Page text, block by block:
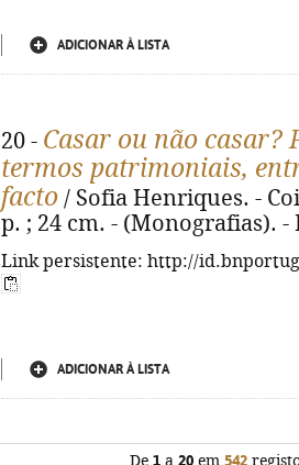
ADICIONAR À LISTA
20 - Casar ou não casar?
termos patrimoniais,
facto / Sofia Henriques. -
p. ; 24 cm. - (Monografias). -
Link persistente: http://
ADICIONAR À LISTA
De 1 a 20 em 542